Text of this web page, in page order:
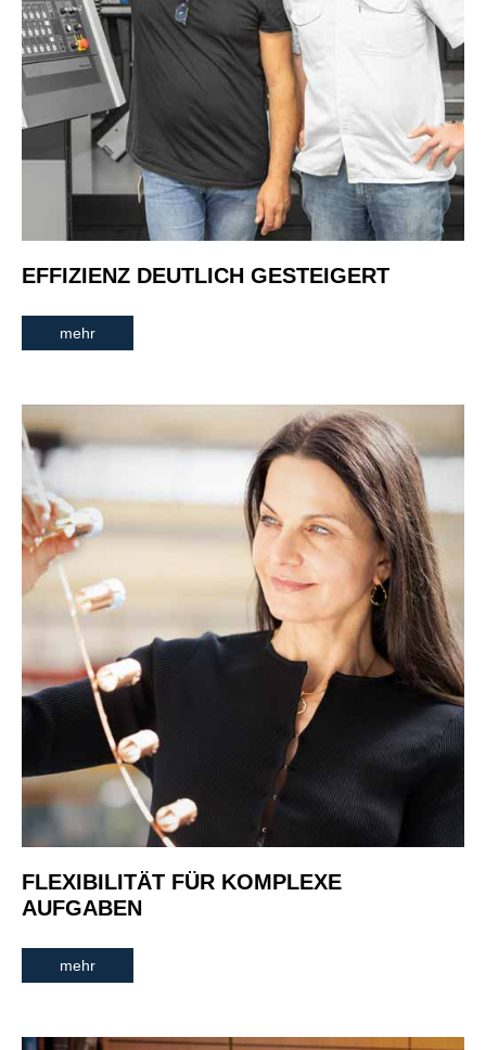
EFFIZIENZ DEUTLICH GESTEIGERT
mehr
FLEXIBILITÄT FÜR KOMPLEXE
AUFGABEN
mehr